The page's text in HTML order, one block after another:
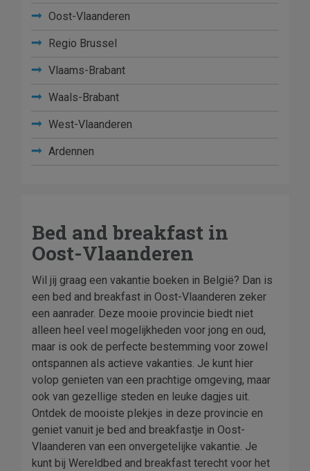
Oost-Vlaanderen
Regio Brussel
Vlaams-Brabant
Waals-Brabant
West-Vlaanderen
Ardennen
Bed and breakfast in
Oost-Vlaanderen
Wil jij graag een vakantie boeken in België? Dan is
een bed and breakfast in Oost-Vlaanderen zeker
een aanrader. Deze mooie provincie biedt niet
alleen heel veel mogelijkheden voor jong en oud,
maar is ook de perfecte bestemming voor zowel
ontspannen als actieve vakanties. Je kunt hier
volop genieten van een prachtige omgeving, maar
ook van gezellige steden en leuke dagjes uit.
Ontdek de mooiste plekjes in deze provincie en
geniet vanuit je bed and breakfastje in Oost-
Vlaanderen van een onvergetelijke vakantie. Je
kunt bij Wereldbed and breakfast terecht voor het